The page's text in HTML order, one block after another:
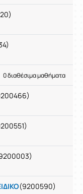
0 διαθέσιμα μαθήματα
(9200590)